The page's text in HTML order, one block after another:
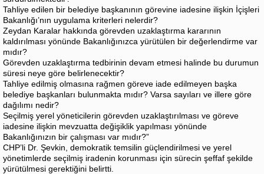
Tahliye edilen bir belediye başkanının görevine iadesine ilişkin İçişleri
Bakanlığı’nın uygulama kriterleri nelerdir?
Zeydan Karalar hakkında görevden uzaklaştırma kararının
kaldırılması yönünde Bakanlığınızca yürütülen bir değerlendirme var
mıdır?
Görevden uzaklaştırma tedbirinin devam etmesi halinde bu durumun
süresi neye göre belirlenecektir?
Tahliye edilmiş olmasına rağmen göreve iade edilmeyen başka
belediye başkanları bulunmakta mıdır? Varsa sayıları ve illere göre
dağılımı nedir?
Seçilmiş yerel yöneticilerin görevden uzaklaştırılması ve göreve
iadesine ilişkin mevzuatta değişiklik yapılması yönünde
Bakanlığınızın bir çalışması var mıdır?”
CHP’li Dr. Şevkin, demokratik temsilin güçlendirilmesi ve yerel
yönetimlerde seçilmiş iradenin korunması için sürecin şeffaf şekilde
yürütülmesi gerektiğini belirtti.